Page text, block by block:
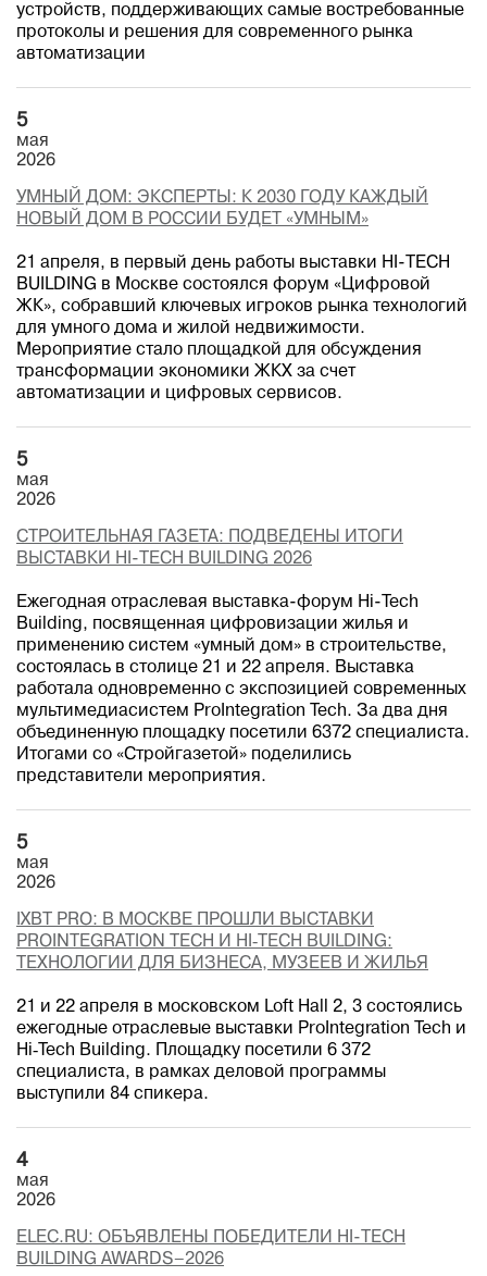
устройств, поддерживающих самые востребованные
протоколы и решения для современного рынка
автоматизации
5
мая
2026
УМНЫЙ ДОМ: ЭКСПЕРТЫ: К 2030 ГОДУ КАЖДЫЙ
НОВЫЙ ДОМ В РОССИИ БУДЕТ «УМНЫМ»
21 апреля, в первый день работы выставки HI-TECH
BUILDING в Москве состоялся форум «Цифровой
ЖК», собравший ключевых игроков рынка технологий
для умного дома и жилой недвижимости.
Мероприятие стало площадкой для обсуждения
трансформации экономики ЖКХ за счет
автоматизации и цифровых сервисов.
5
мая
2026
СТРОИТЕЛЬНАЯ ГАЗЕТА: ПОДВЕДЕНЫ ИТОГИ
ВЫСТАВКИ HI-TECH BUILDING 2026
Ежегодная отраслевая выставка-форум Hi-Tech
Building, посвященная цифровизации жилья и
применению систем «умный дом» в строительстве,
состоялась в столице 21 и 22 апреля. Выставка
работала одновременно с экспозицией современных
мультимедиасистем ProIntegration Tech. За два дня
объединенную площадку посетили 6372 специалиста.
Итогами со «Стройгазетой» поделились
представители мероприятия.
5
мая
2026
IXBT PRO: В МОСКВЕ ПРОШЛИ ВЫСТАВКИ
PROINTEGRATION TECH И HI‑TECH BUILDING:
ТЕХНОЛОГИИ ДЛЯ БИЗНЕСА, МУЗЕЕВ И ЖИЛЬЯ
21 и 22 апреля в московском Loft Hall 2, 3 состоялись
ежегодные отраслевые выставки ProIntegration Tech и
Hi‑Tech Building. Площадку посетили 6 372
специалиста, в рамках деловой программы
выступили 84 спикера.
4
мая
2026
ELEC.RU: ОБЪЯВЛЕНЫ ПОБЕДИТЕЛИ HI-TECH
BUILDING AWARDS–2026